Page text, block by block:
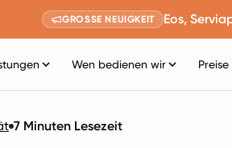
GROSSE NEUIGKEIT Eos,
Wen bedienen wir Preise
7 Minuten Lesezeit